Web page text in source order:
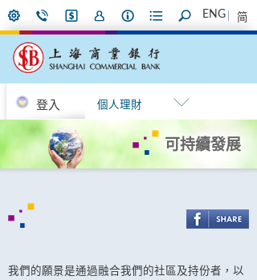
ENG 简
登入 個人理財
可持續發展
我們的願景是通過融合我們的社區及持份者，以